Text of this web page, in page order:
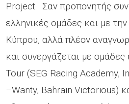
Project. Σαν προπονητής
ελληνικές ομάδες και με
Κύπρου, αλλά πλέον
και συνεργάζεται με
Tour (SEG Racing Academy,
–Wanty, Bahrain Victorious)